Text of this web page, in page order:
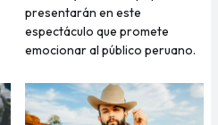
presentarán en este
espectáculo que promete
emocionar al público peruano.